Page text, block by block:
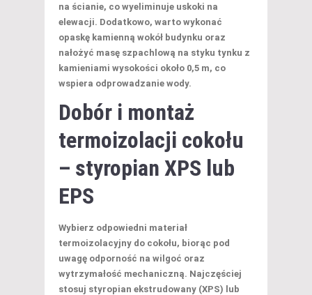
na ścianie, co wyeliminuje uskoki na
elewacji. Dodatkowo, warto wykonać
opaskę kamienną wokół budynku oraz
nałożyć masę szpachlową na styku tynku z
kamieniami wysokości około 0,5 m, co
wspiera odprowadzanie wody.
Dobór i montaż
termoizolacji cokołu
– styropian XPS lub
EPS
Wybierz odpowiedni materiał
termoizolacyjny do cokołu, biorąc pod
uwagę odporność na wilgoć oraz
wytrzymałość mechaniczną. Najczęściej
stosuj styropian ekstrudowany (XPS) lub